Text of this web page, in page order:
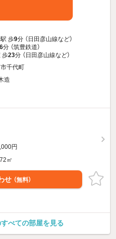
歩9分 （日田彦山線など）
分 （筑豊鉄道）
歩23分 （日田彦山線など）
千代町
造
円
㎡
せ （無料）
べての部屋を見る